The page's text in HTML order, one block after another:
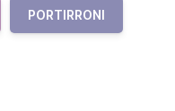
PORTIRRONI